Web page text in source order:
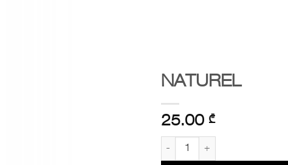
NATUREL
25.00 ₾
რაოდენობა: NATUREL